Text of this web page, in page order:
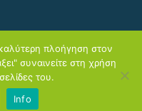
Προϊόντα
πλοήγηση στον
συναινείτε στη χρήση
του.
Info